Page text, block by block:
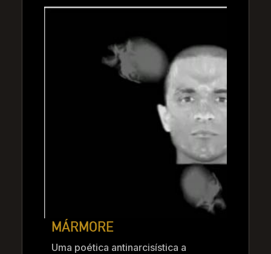
MÁRMORE
Uma poética antinarcisística a